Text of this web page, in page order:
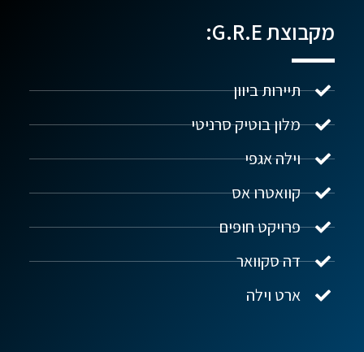
מקבוצת G.R.E:
תיירות ביוון
מלון בוטיק סרניטי
וילה אגפי
קוואטרו אס
פרויקט חופים
דה סקוואר
ארט וילה
נדל"ן ביוון G.R.E
שלום! איך אפשר לעזור?